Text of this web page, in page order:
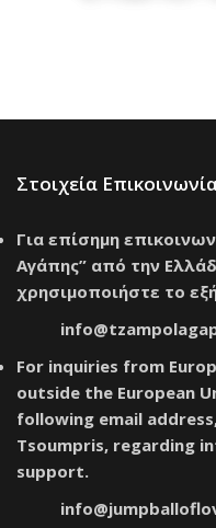
Στοιχεία
Για επίσημη
Αγάπης” από την
χρησιμοποιήστε το
For inquiries from
outside the European
following email
Tsoumpris, regarding
support.